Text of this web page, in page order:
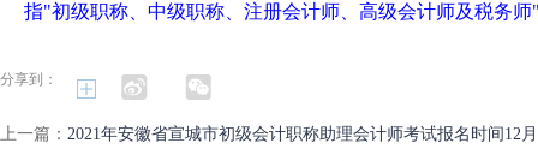
指"初级职称、中级职称、注册会计师、高级会计师及税务
分享到：
上一篇： 2021年安徽省宣城市初级会计职称助理会计师考试报名时间12